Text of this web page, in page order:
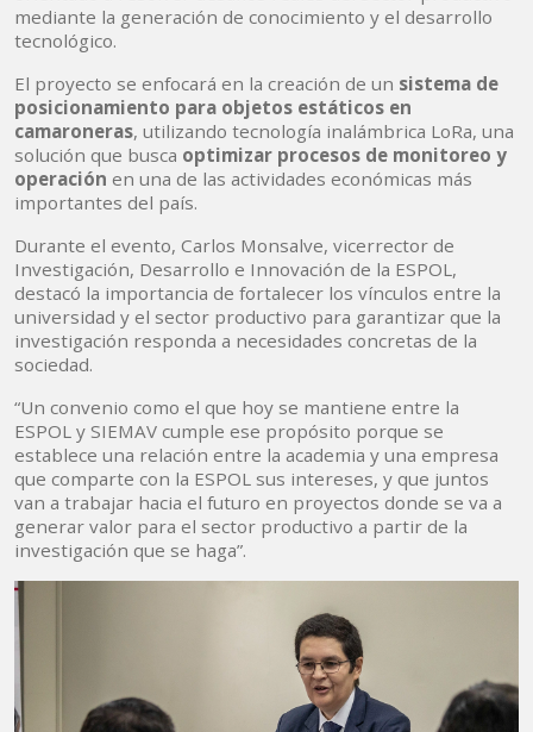
mediante la generación de conocimiento y el desarrollo
tecnológico.
El proyecto se enfocará en la creación de un sistema de
posicionamiento para objetos estáticos en
camaroneras, utilizando tecnología inalámbrica LoRa, una
solución que busca optimizar procesos de monitoreo y
operación en una de las actividades económicas más
importantes del país.
Durante el evento, Carlos Monsalve, vicerrector de
Investigación, Desarrollo e Innovación de la ESPOL,
destacó la importancia de fortalecer los vínculos entre la
universidad y el sector productivo para garantizar que la
investigación responda a necesidades concretas de la
sociedad.
“Un convenio como el que hoy se mantiene entre la
ESPOL y SIEMAV cumple ese propósito porque se
establece una relación entre la academia y una empresa
que comparte con la ESPOL sus intereses, y que juntos
van a trabajar hacia el futuro en proyectos donde se va a
generar valor para el sector productivo a partir de la
investigación que se haga”.